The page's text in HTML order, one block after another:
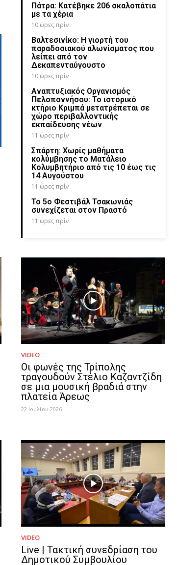
Πάτρα: Κατέβηκε 206 σκαλοπάτια
με τα χέρια
10 ώρες πρίν
Βαλτεσινίκο: Η γιορτή του
παραδοσιακού αλωνίσματος που
λείπει από τον
Δεκαπενταύγουστο
10 ώρες πρίν
Αναπτυξιακός Οργανισμός
Πελοποννήσου: Το ιστορικό
κτήριο Κριμπά μετατρέπεται σε
χώρο περιβαλλοντικής
εκπαίδευσης νέων
11 ώρες πρίν
Σπάρτη: Χωρίς μαθήματα
κολύμβησης το Ματάλειο
Κολυμβητήριο από τις 10 έως τις
14 Αυγούστου
11 ώρες πρίν
Το 5ο Φεστιβάλ Τσακωνιάς
συνεχίζεται στον Πραστό
11 ώρες πρίν
VIDEO
Οι φωνές της Τρίπολης
τραγουδούν Στέλιο Καζαντζίδη
σε μια μουσική βραδιά στην
πλατεία Άρεως
22 Ιουλίου 2026
VIDEO
Live | Τακτική συνεδρίαση του
Δημοτικού Συμβουλίου